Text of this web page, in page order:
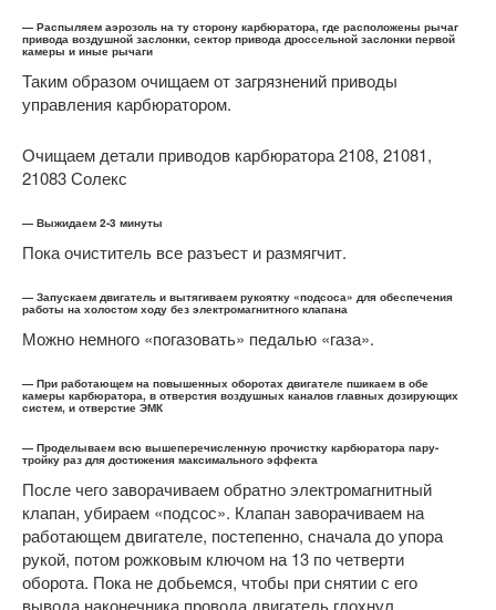
— Распыляем аэрозоль на ту сторону карбюратора, где расположены рычаг
привода воздушной заслонки, сектор привода дроссельной заслонки первой
камеры и иные рычаги
Таким образом очищаем от загрязнений приводы
управления карбюратором.
Очищаем детали приводов карбюратора 2108, 21081,
21083 Солекс
— Выжидаем 2-3 минуты
Пока очиститель все разъест и размягчит.
— Запускаем двигатель и вытягиваем рукоятку «подсоса» для обеспечения
работы на холостом ходу без электромагнитного клапана
Можно немного «погазовать» педалью «газа».
— При работающем на повышенных оборотах двигателе пшикаем в обе
камеры карбюратора, в отверстия воздушных каналов главных дозирующих
систем, и отверстие ЭМК
— Проделываем всю вышеперечисленную прочистку карбюратора пару-
тройку раз для достижения максимального эффекта
После чего заворачиваем обратно электромагнитный
клапан, убираем «подсос». Клапан заворачиваем на
работающем двигателе, постепенно, сначала до упора
рукой, потом рожковым ключом на 13 по четверти
оборота. Пока не добьемся, чтобы при снятии с его
вывода наконечника провода двигатель глохнул.